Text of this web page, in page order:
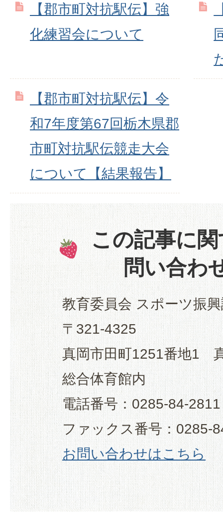
【郡市町対抗駅伝】強
化練習会について
【郡市町対抗駅伝】令
和7年度第67回栃木県郡
市町対抗駅伝競走大会
について【結果報告】
この記事に
問い合わ
教育委員会 スポーツ振
〒321-4325
真岡市田町1251番地1
総合体育館内
電話番号：0285-84-2811
ファックス番号：0285-
お問い合わせはこちら